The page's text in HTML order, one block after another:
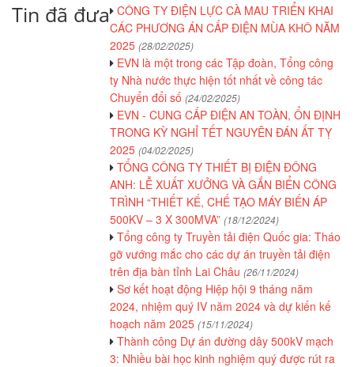
Tin đã đưa CÔNG TY ĐIỆN LỰC CÀ MAU TRIỂN KHAI
CÁC PHƯƠNG ÁN CẤP ĐIỆN MÙA KHÔ NĂM
2025 (28/02/2025)
EVN là một trong các Tập đoàn, Tổng công
ty Nhà nước thực hiện tốt nhất về công tác
Chuyển đổi số (24/02/2025)
EVN - CUNG CẤP ĐIỆN AN TOÀN, ỔN ĐỊNH
TRONG KỲ NGHỈ TẾT NGUYÊN ĐÁN ẤT TỴ
2025 (04/02/2025)
TỔNG CÔNG TY THIẾT BỊ ĐIỆN ĐÔNG
ANH: LỄ XUẤT XƯỞNG VÀ GẮN BIỂN CÔNG
TRÌNH “THIẾT KẾ, CHẾ TẠO MÁY BIẾN ÁP
500KV – 3 X 300MVA” (18/12/2024)
Tổng công ty Truyền tải điện Quốc gia: Tháo
gỡ vướng mắc cho các dự án truyền tải điện
trên địa bàn tỉnh Lai Châu (26/11/2024)
Sơ kết hoạt động Hiệp hội 9 tháng năm
2024, nhiệm quý IV năm 2024 và dự kiến kế
hoạch năm 2025 (15/11/2024)
Thành công Dự án đường dây 500kV mạch
3: Nhiều bài học kinh nghiệm quý được rút ra